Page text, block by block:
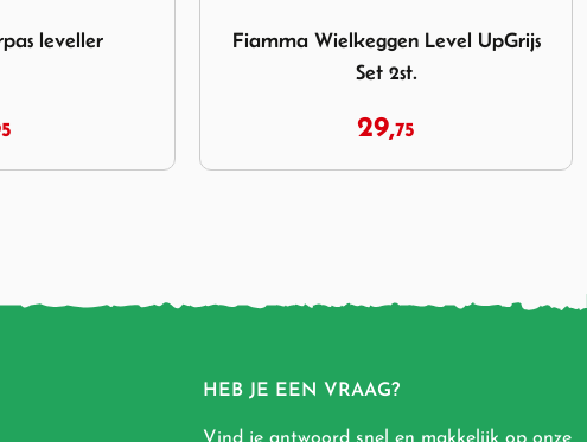
Level UpGrijs
Haba Pootsleutel voor Accuboor 19
mm
95 10,
HEB JE EEN VRAAG?